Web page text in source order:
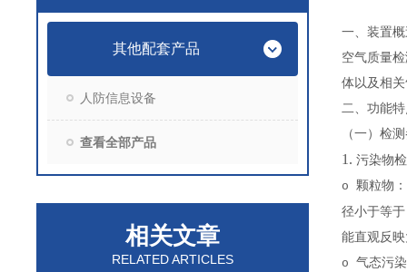
其他配套产品
人防信息设备
查看全部产品
相关文章
RELATED ARTICLES
一、装置
空气质量
体以及相
二、功能
（一）检
1. 污染物
o 颗粒物
径小于等于
能直观反
o 气态污